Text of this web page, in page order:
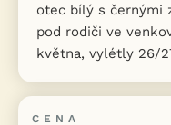
otec bílý s černými
pod rodiči ve
května, vylétly 26/
CENA